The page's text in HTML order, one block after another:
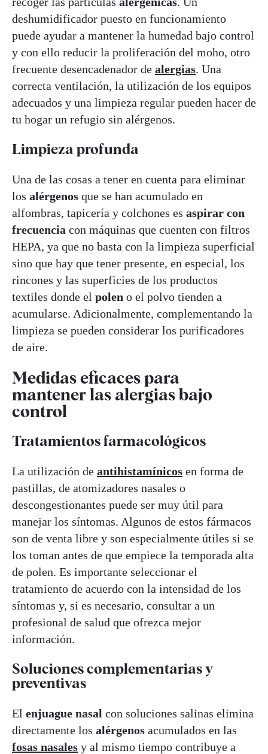
deshumidificador puesto en funcionamiento
puede ayudar a mantener la humedad bajo control
y con ello reducir la proliferación del moho, otro
frecuente desencadenador de alergias. Una
correcta ventilación, la utilización de los equipos
adecuados y una limpieza regular pueden hacer de
tu hogar un refugio sin alérgenos.
Limpieza profunda
Una de las cosas a tener en cuenta para eliminar
los alérgenos que se han acumulado en
alfombras, tapicería y colchones es aspirar con
frecuencia con máquinas que cuenten con filtros
HEPA, ya que no basta con la limpieza superficial
sino que hay que tener presente, en especial, los
rincones y las superficies de los productos
textiles donde el polen o el polvo tienden a
acumularse. Adicionalmente, complementando la
limpieza se pueden considerar los purificadores
de aire.
Medidas eficaces para
mantener las alergias bajo
control
Tratamientos farmacológicos
La utilización de antihistamínicos en forma de
pastillas, de atomizadores nasales o
descongestionantes puede ser muy útil para
manejar los síntomas. Algunos de estos fármacos
son de venta libre y son especialmente útiles si se
los toman antes de que empiece la temporada alta
de polen. Es importante seleccionar el
tratamiento de acuerdo con la intensidad de los
síntomas y, si es necesario, consultar a un
profesional de salud que ofrezca mejor
información.
Soluciones complementarias y
preventivas
El enjuague nasal con soluciones salinas elimina
directamente los alérgenos acumulados en las
fosas nasales y al mismo tiempo contribuye a